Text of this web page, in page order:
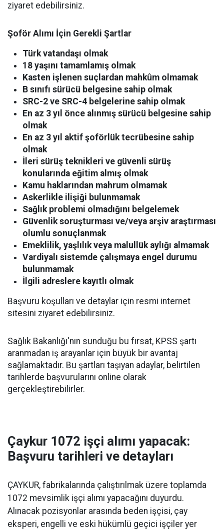
ziyaret edebilirsiniz.
Şoför Alımı İçin Gerekli Şartlar
Türk vatandaşı olmak
18 yaşını tamamlamış olmak
Kasten işlenen suçlardan mahkûm olmamak
B sınıfı sürücü belgesine sahip olmak
SRC-2 ve SRC-4 belgelerine sahip olmak
En az 3 yıl önce alınmış sürücü belgesine sahip
olmak
En az 3 yıl aktif şoförlük tecrübesine sahip
olmak
İleri sürüş teknikleri ve güvenli sürüş
konularında eğitim almış olmak
Kamu haklarından mahrum olmamak
Askerlikle ilişiği bulunmamak
Sağlık problemi olmadığını belgelemek
Güvenlik soruşturması ve/veya arşiv araştırması
olumlu sonuçlanmak
Emeklilik, yaşlılık veya malullük aylığı almamak
Vardiyalı sistemde çalışmaya engel durumu
bulunmamak
İlgili adreslere kayıtlı olmak
Başvuru koşulları ve detaylar için resmi internet
sitesini ziyaret edebilirsiniz.
Sağlık Bakanlığı'nın sunduğu bu fırsat, KPSS şartı
aranmadan iş arayanlar için büyük bir avantaj
sağlamaktadır. Bu şartları taşıyan adaylar, belirtilen
tarihlerde başvurularını online olarak
gerçekleştirebilirler.
Çaykur 1072 işçi alımı yapacak:
Başvuru tarihleri ve detayları
ÇAYKUR, fabrikalarında çalıştırılmak üzere toplamda
1072 mevsimlik işçi alımı yapacağını duyurdu.
Alınacak pozisyonlar arasında beden işçisi, çay
eksperi, engelli ve eski hükümlü geçici işçiler yer